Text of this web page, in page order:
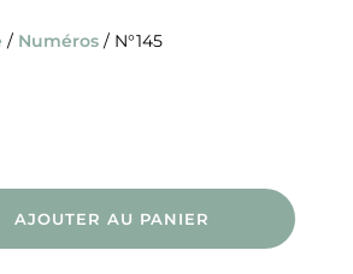
/ Numéros / N°145
AJOUTER AU PANIER